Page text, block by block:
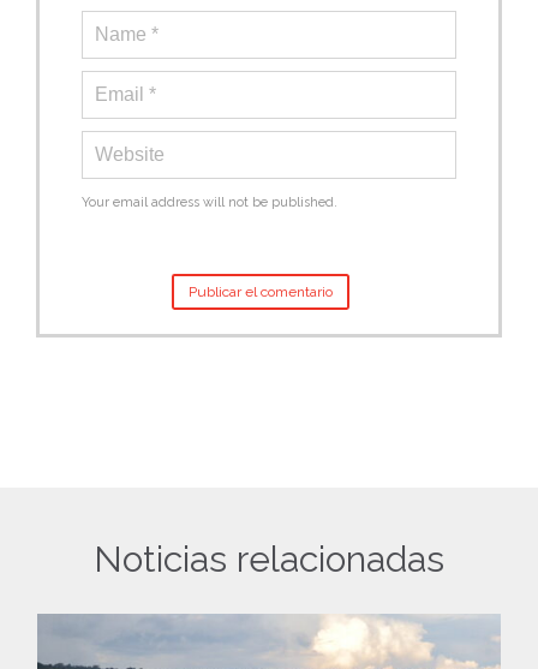
Your email address will not be published.
Noticias relacionadas